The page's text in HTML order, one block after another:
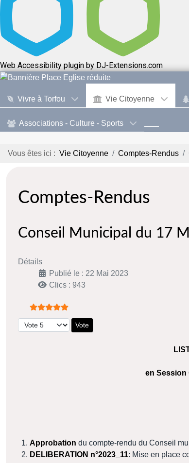
Web Accessibility plugin by DJ-Extensions.com
Vivre à Torfou Vie Citoyenne
Associations - Culture - Sports
Vous êtes ici : Vie Citoyenne Comptes-Rendus
Comptes-Rendus
Conseil Municipal du 17
Détails
Publié le : 22 Mai 2023
Clics : 943
Vote utilisateur:5/5
Veuillez voter
en Session
Approbation du compte-rendu du Conseil
DELIBERATION n°2023_11: Mise en place